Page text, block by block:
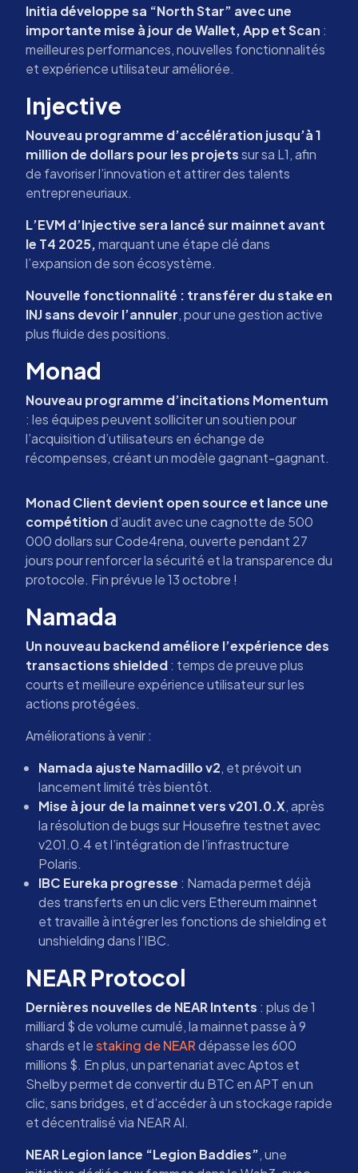
Initia développe sa “North Star” avec une
importante mise à jour de Wallet, App et Scan :
meilleures performances, nouvelles fonctionnalités
et expérience utilisateur améliorée.
Injective
Nouveau programme d’accélération jusqu’à 1
million de dollars pour les projetssur sa L1, afin
de favoriser l’innovation et attirer des talents
entrepreneuriaux.
L’EVM d’Injective sera lancé sur mainnet avant
le T4 2025,marquant une étape clé dans
l’expansion de son écosystème.
Nouvelle fonctionnalité : transférer du stake en
INJ sans devoir l’annuler, pour une gestion active
plus fluide des positions.
Monad
Nouveau programme d’incitations Momentum
: les équipes peuvent solliciter un soutien pour
l’acquisition d’utilisateurs en échange de
récompenses, créant un modèle gagnant-gagnant.
Monad Client devient open source et lance une
compétitiond’audit avec une cagnotte de 500
000 dollars sur Code4rena, ouverte pendant 27
jours pour renforcer la sécurité et la transparence du
protocole. Fin prévue le 13 octobre !
Namada
Un nouveau backend améliore l’expérience des
transactions shielded: temps de preuve plus
courts et meilleure expérience utilisateur sur les
actions protégées.
Améliorations à venir :
Namada ajuste Namadillo v2, et prévoit un
lancement limité très bientôt.
Mise à jour de la mainnet vers v201.0.X, après
la résolution de bugs sur Housefire testnet avec
v201.0.4 et l’intégration de l’infrastructure
Polaris.
IBC Eureka progresse : Namada permet déjà
des transferts en un clic vers Ethereum mainnet
et travaille à intégrer les fonctions de shielding et
unshielding dans l’IBC.
NEAR Protocol
Dernières nouvelles de NEAR Intents : plus de 1
milliard $ de volume cumulé, la mainnet passe à 9
shards et lestaking de NEARdépasse les 600
millions $. En plus, un partenariat avec Aptos et
Shelby permet de convertir du BTC en APT en un
clic, sans bridges, et d’accéder à un stockage rapide
et décentralisé via NEAR AI.
NEAR Legion lance “Legion Baddies”, une